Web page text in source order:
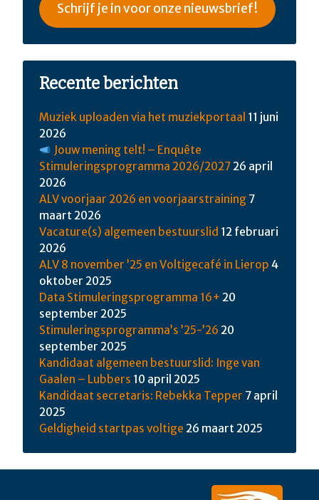
Schrijf je in voor onze nieuwsbrief!
Recente berichten
Muziek uploaden via het muziekportaal 11 juni
2026
Jouw mening telt! – Enquête
Stimuleringsprogramma 2026/202726 april
2026
ALV voorjaar 2026 en voorjaarstraining 7
maart 2026
Vacature(s) algemeen bestuurslid 12 februari
2026
ALV 8 november ’25 en Voltigecafé in Lierop 4
oktober 2025
Data Stimuleringsprogramma 16+ 20
september 2025
Stimuleringsprogramma’s ’25-’26 20
september 2025
Kandidaat algemeen bestuurslid: Inge van
Gaalen – Lubbers 10 april 2025
Kandidaat secretaris: Rebekka Tepper 7 april
2025
Geldigheid startpas voltige 26 maart 2025